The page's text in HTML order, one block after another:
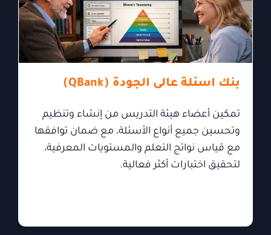
بنك اسئلة عالى الجودة (QBank)
تمكين أعضاء هيئة التدريس من إنشاء وتنظيم
وتحسين جميع أنواع الأسئلة، مع ضمان توافقها
مع قياس نواتج التعلم والمستويات المعرفية،
لتحقيق اختبارات أكثر فعالية.